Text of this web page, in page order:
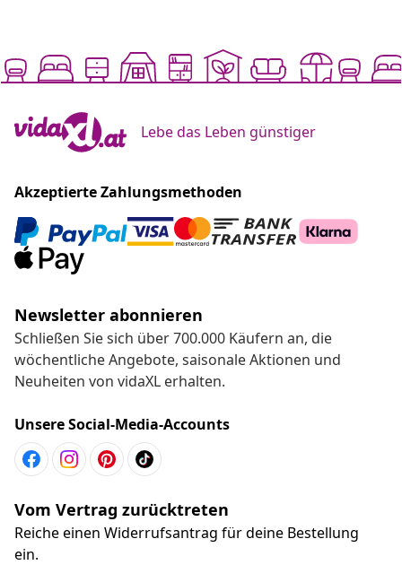
Lebe das Leben günstiger
Akzeptierte Zahlungsmethoden
Newsletter abonnieren
Schließen Sie sich über 700.000 Käufern an, die
wöchentliche Angebote, saisonale Aktionen und
Neuheiten von vidaXL erhalten.
Unsere Social-Media-Accounts
Vom Vertrag zurücktreten
Reiche einen Widerrufsantrag für deine Bestellung
ein.